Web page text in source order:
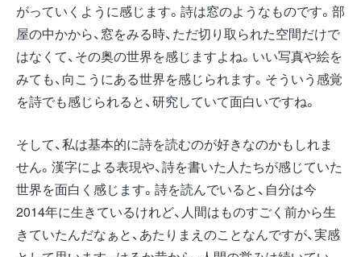
がっていくように感じます。詩は窓のようなものです。部
屋の中かから、窓をみる時、ただ切り取られた空間だけで
はなくて、その奥の世界を感じますよね。いい写真や絵を
みても、向こうにある世界を感じられます。そういう感覚
を詩でも感じられると、研究していて面白いですね。
そして、私は基本的に詩を読むのが好きなのかもしれま
せん。漢字による表現や、詩を書いた人たちが感じていた
世界を面白く感じます。詩を読んでいると、自分は今
2014年に生きているけれど、人間はものすごく前から生
きていたんだなぁと、あたりまえのことなんですが、実感